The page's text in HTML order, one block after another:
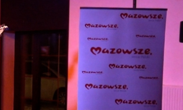
1 w Ostrowi Mazowieckiej ponownie stał się miejscem